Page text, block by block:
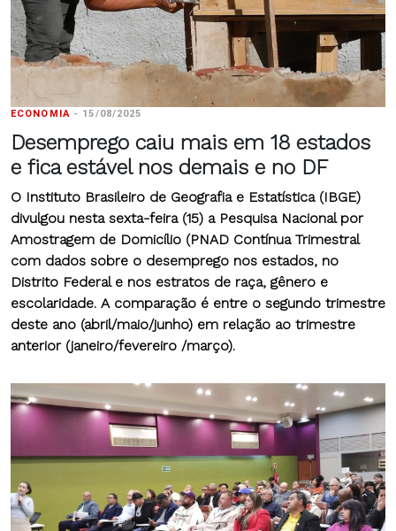
ECONOMIA- 15/08/2025
Desemprego caiu mais em 18 estados
e fica estável nos demais e no DF
O Instituto Brasileiro de Geografia e Estatística (IBGE)
divulgou nesta sexta-feira (15) a Pesquisa Nacional por
Amostragem de Domicílio (PNAD Contínua Trimestral
com dados sobre o desemprego nos estados, no
Distrito Federal e nos estratos de raça, gênero e
escolaridade. A comparação é entre o segundo trimestre
deste ano (abril/maio/junho) em relação ao trimestre
anterior (janeiro/fevereiro /março).